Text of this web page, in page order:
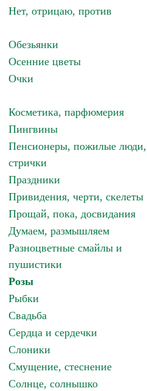
Нет, отрицаю, против
Обезьянки
Осенние цветы
Очки
Косметика, парфюмерия
Пингвины
Пенсионеры, пожилые люди,
стрички
Праздники
Привидения, черти, скелеты
Прощай, пока, досвидания
Думаем, размышляем
Разноцветные смайлы и
пушистики
Розы
Рыбки
Свадьба
Сердца и сердечки
Слоники
Смущение, стеснение
Солнце, солнышко